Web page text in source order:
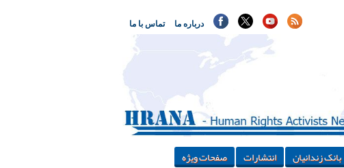
تماس با ما درباره ما
بانک زندانیان انتشارات صفحات ویژه